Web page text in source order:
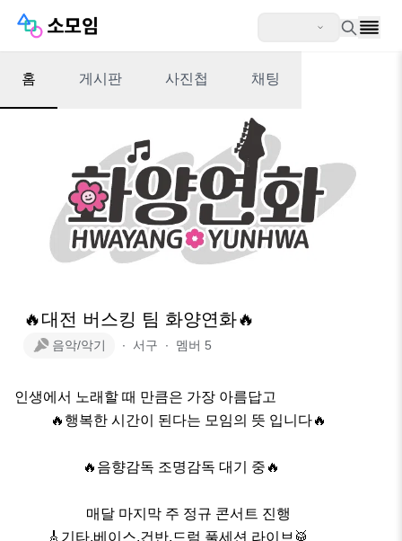
홈 게시판 사진첩 채팅
🔥대전 버스킹 팀 화양연화🔥
음악/악기 ∙ 서구 ∙ 멤버 5
인생에서 노래할 때 만큼은 가장 아름답고